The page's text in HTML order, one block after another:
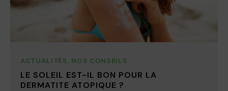
ACTUALITÉS, NOS CONSEILS
LE SOLEIL EST-IL BON POUR LA
DERMATITE ATOPIQUE ?